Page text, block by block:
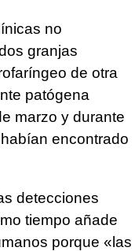
no
granjas
de otra
patógena
marzo y durante
encontrado
detecciones
tiempo añade
porque «las